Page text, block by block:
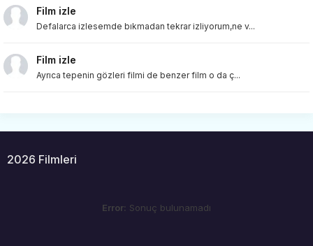
Film izle
Defalarca izlesemde bıkmadan tekrar izliyorum,ne v...
Film izle
Ayrıca tepenin gözleri filmi de benzer film o da ç...
2026 Filmleri
Error: Sonuç bulunamadı